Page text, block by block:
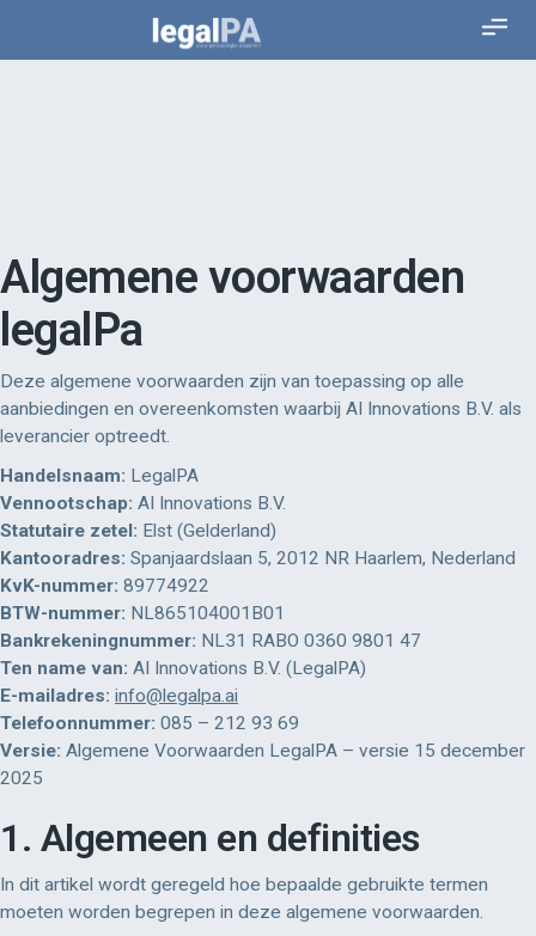
Algemene voorwaarden
legalPa
Deze algemene voorwaarden zijn van toepassing op alle
aanbiedingen en overeenkomsten waarbij AI Innovations B.V. als
leverancier optreedt.
Handelsnaam: LegalPA
Vennootschap: AI Innovations B.V.
Statutaire zetel: Elst (Gelderland)
Kantooradres: Spanjaardslaan 5, 2012 NR Haarlem, Nederland
KvK-nummer: 89774922
BTW-nummer: NL865104001B01
Bankrekeningnummer: NL31 RABO 0360 9801 47
Ten name van: AI Innovations B.V. (LegalPA)
E-mailadres: info@legalpa.ai
Telefoonnummer: 085 – 212 93 69
Versie: Algemene Voorwaarden LegalPA – versie 15 december
2025
1. Algemeen en definities
In dit artikel wordt geregeld hoe bepaalde gebruikte termen
moeten worden begrepen in deze algemene voorwaarden.